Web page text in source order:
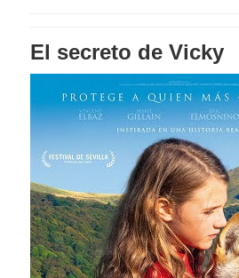
El secreto de Vicky